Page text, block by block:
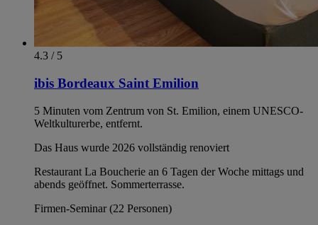
4.3 / 5
ibis Bordeaux Saint Emilion
5 Minuten vom Zentrum von St. Emilion, einem UNESCO-
Weltkulturerbe, entfernt.
Das Haus wurde 2026 vollständig renoviert
Restaurant La Boucherie an 6 Tagen der Woche mittags und
abends geöffnet. Sommerterrasse.
Firmen-Seminar (22 Personen)